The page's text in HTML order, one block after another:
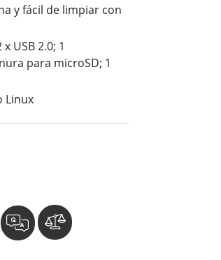
More
Inoxidable
Inoxidable
y fácil de limpiar con
USB 2.0; 1
para microSD; 1
Linux